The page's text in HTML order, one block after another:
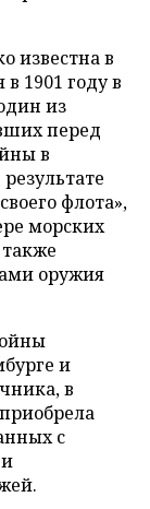
известна в
1901 году в
из
перед
в
флота»,
морских
оружия
и
в
с